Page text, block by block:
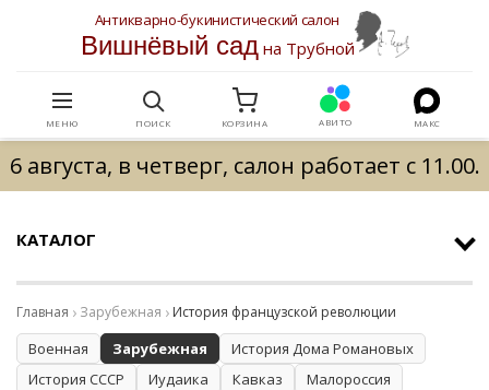
Антикварно-букинистический салон
Вишнёвый садна Трубной
МЕНЮ ПОИСК КОРЗИНА АВИТО МАКС
6 августа, в четверг, салон работает с 11.00.
КАТАЛОГ
Главная Зарубежная История французской революции
Военная Зарубежная
История Дома Романовых
История СССР
Иудаика Кавказ
Малороссия